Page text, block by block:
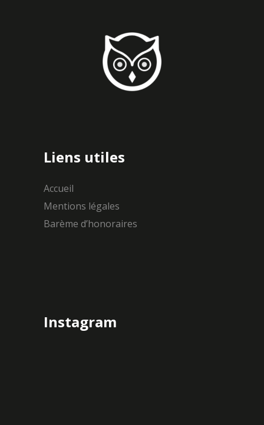
Liens utiles
Accueil
Mentions légales
Barème d’honoraires
Instagram